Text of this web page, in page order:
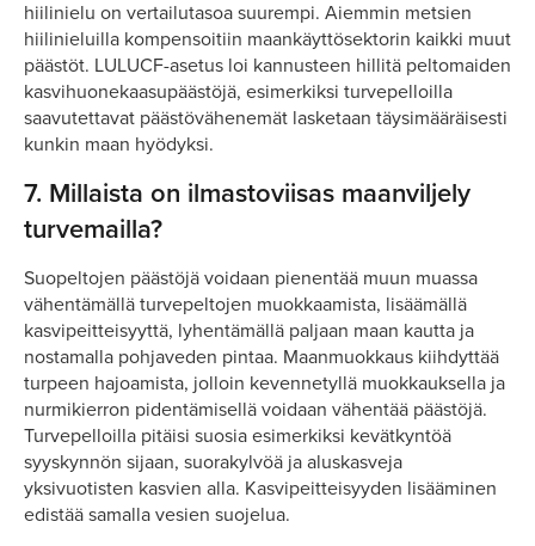
hiilinielu on vertailutasoa suurempi. Aiemmin metsien
hiilinieluilla kompensoitiin maankäyttösektorin kaikki muut
päästöt. LULUCF-asetus loi kannusteen hillitä peltomaiden
kasvihuonekaasupäästöjä, esimerkiksi turvepelloilla
saavutettavat päästövähenemät lasketaan täysimääräisesti
kunkin maan hyödyksi.
7. Millaista on ilmastoviisas maanviljely
turvemailla?
Suopeltojen päästöjä voidaan pienentää muun muassa
vähentämällä turvepeltojen muokkaamista, lisäämällä
kasvipeitteisyyttä, lyhentämällä paljaan maan kautta ja
nostamalla pohjaveden pintaa. Maanmuokkaus kiihdyttää
turpeen hajoamista, jolloin kevennetyllä muokkauksella ja
nurmikierron pidentämisellä voidaan vähentää päästöjä.
Turvepelloilla pitäisi suosia esimerkiksi kevätkyntöä
syyskynnön sijaan, suorakylvöä ja aluskasveja
yksivuotisten kasvien alla. Kasvipeitteisyyden lisääminen
edistää samalla vesien suojelua.